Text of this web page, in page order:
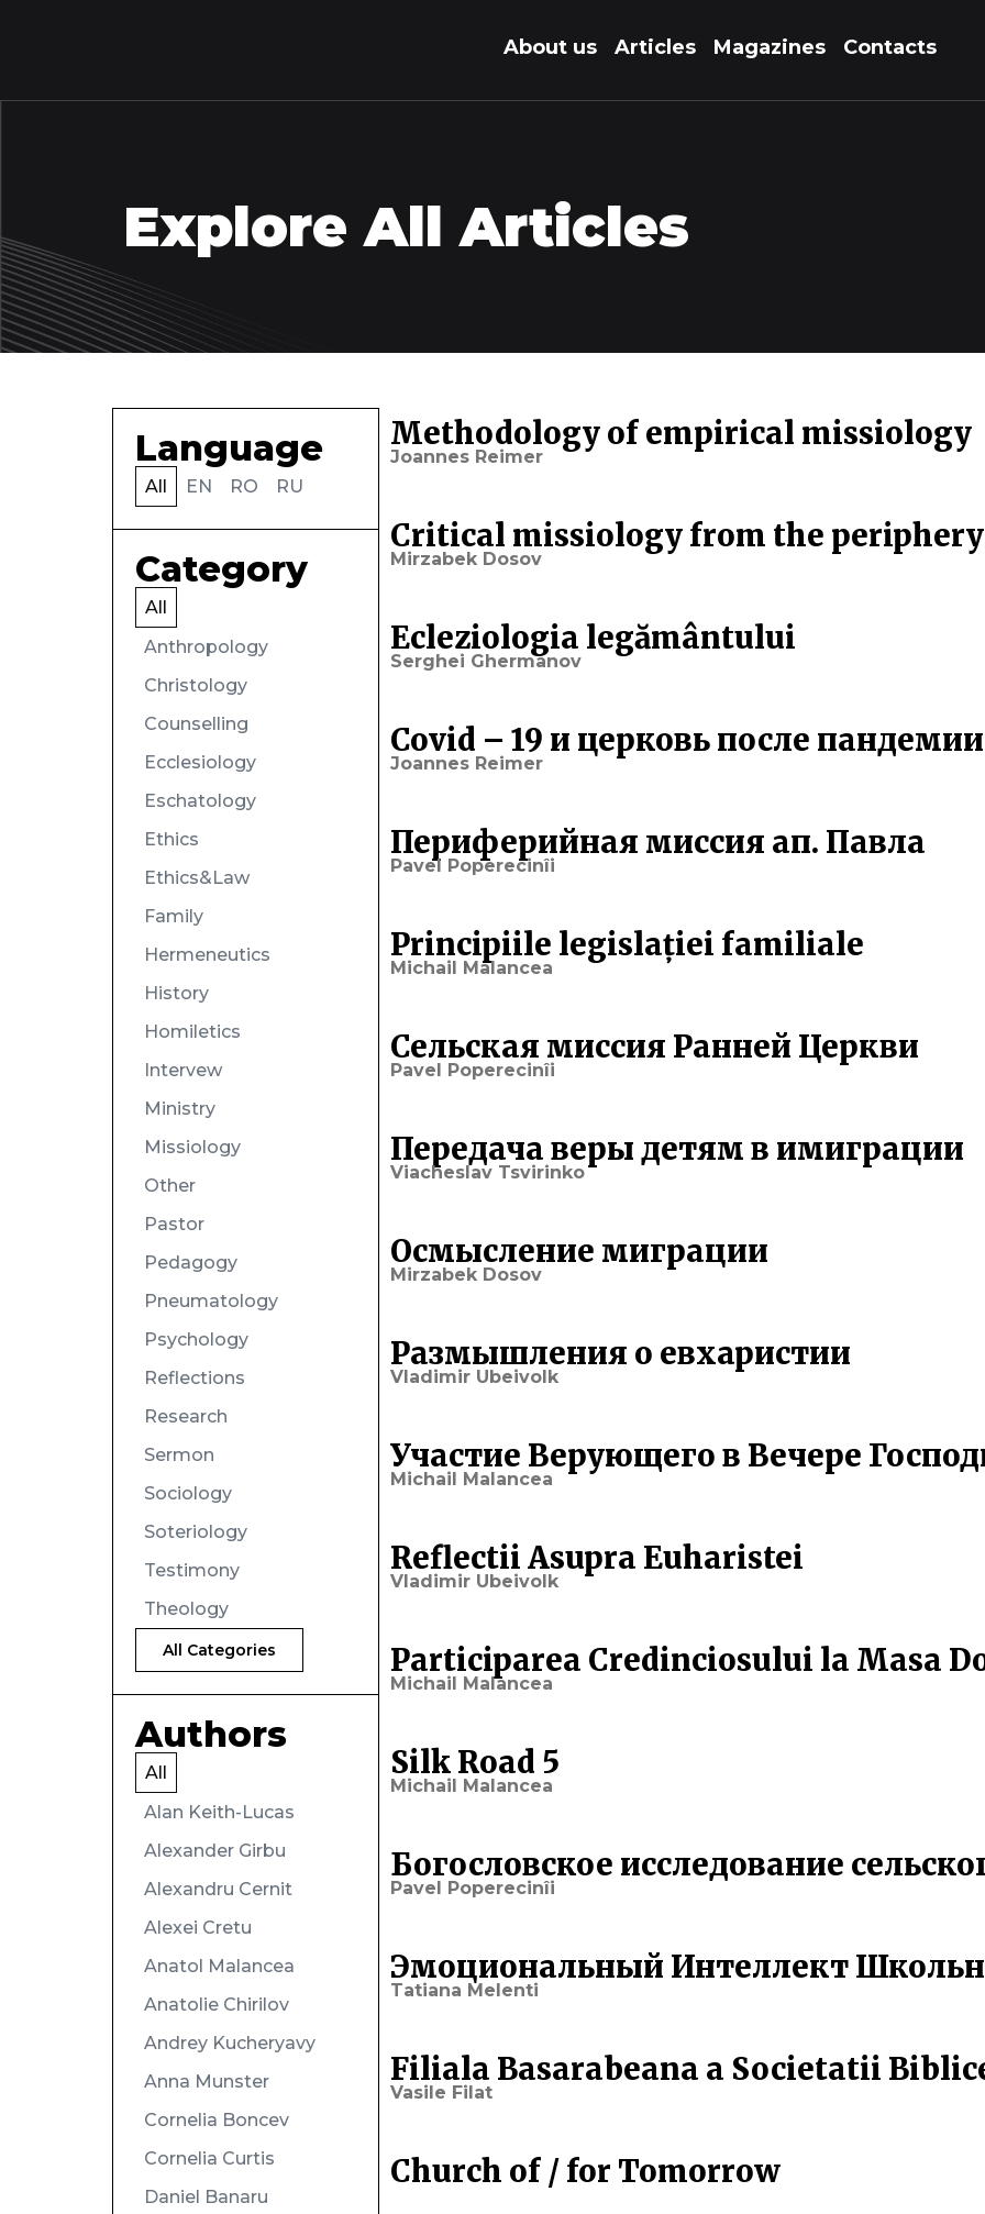
About us Articles Magazines Contacts
Explore All Articles
Language
EN RO RU
All
Category
Anthropology
Christology
Counselling
Ecclesiology
Eschatology
Ethics
Ethics&Law
Family
Hermeneutics
History
Homiletics
Intervew
Ministry
Missiology
Other
Pastor
Pedagogy
Pneumatology
Psychology
Reflections
Research
Sermon
Sociology
Soteriology
Testimony
Theology
All
All Categories
Authors
Alan Keith-Lucas
Alexander Girbu
Alexandru Cernit
Alexei Cretu
Anatol Malancea
Anatolie Chirilov
Andrey Kucheryavy
Anna Munster
Cornelia Boncev
Cornelia Curtis
Daniel Banaru
All
Methodology of empirical missiology
Joannes Reimer
Critical missiology from the periphery
Mirzabek Dosov
Ecleziologia legământului
Serghei Ghermanov
Covid – 19 и церковь после пандемии
Joannes Reimer
Периферийная миссия ап. Павла
Pavel Poperecinîi
Principiile legislației familiale
Michail Malancea
Сельская миссия Ранней Церкви
Pavel Poperecinîi
Передача веры детям в имиграции
Viacheslav Tsvirinko
Осмысление миграции
Mirzabek Dosov
Размышления о евхаристии
Vladimir Ubeivolk
Участие Верующего в Вечере
Michail Malancea
Reflectii Asupra Euharistei
Vladimir Ubeivolk
Participarea Credinciosului la Masa
Michail Malancea
Silk Road 5
Michail Malancea
Богословское исследование
Pavel Poperecinîi
Эмоциональный Интеллект
Tatiana Melenti
Filiala Basarabeana a Societatii
Vasile Filat
Church of / for Tomorrow